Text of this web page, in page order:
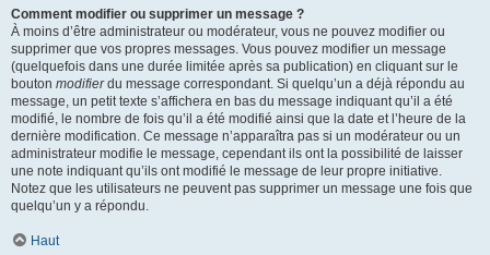
Comment modifier ou supprimer un message ?
À moins d’être administrateur ou modérateur, vous ne pouvez modifier ou
supprimer que vos propres messages. Vous pouvez modifier un message
(quelquefois dans une durée limitée après sa publication) en cliquant sur le
bouton modifierdu message correspondant. Si quelqu’un a déjà répondu au
message, un petit texte s’affichera en bas du message indiquant qu’il a été
modifié, le nombre de fois qu’il a été modifié ainsi que la date et l’heure de la
dernière modification. Ce message n’apparaîtra pas si un modérateur ou un
administrateur modifie le message, cependant ils ont la possibilité de laisser
une note indiquant qu’ils ont modifié le message de leur propre initiative.
Notez que les utilisateurs ne peuvent pas supprimer un message une fois que
quelqu’un y a répondu.
Haut